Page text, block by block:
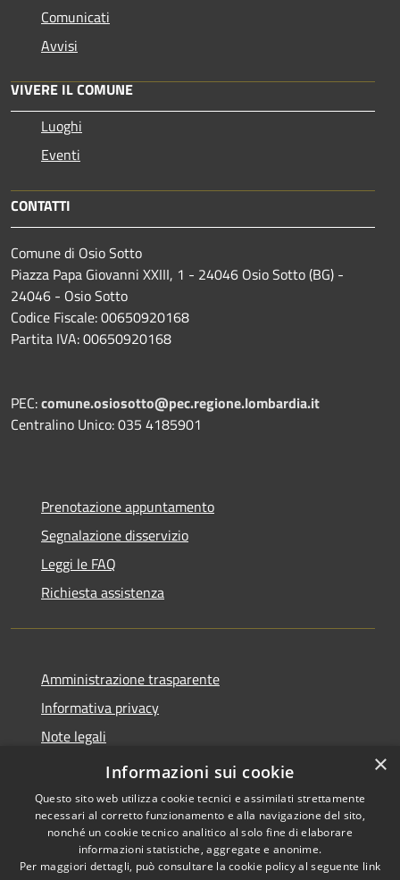
Comunicati
Avvisi
VIVERE IL COMUNE
Luoghi
Eventi
CONTATTI
Comune di Osio Sotto
Piazza Papa Giovanni XXIII, 1 - 24046 Osio Sotto (BG) -
24046 - Osio Sotto
Codice Fiscale: 00650920168
Partita IVA: 00650920168
PEC:comune.osiosotto@pec.regione.lombardia.it
Centralino Unico: 035 4185901
Prenotazione appuntamento
Segnalazione disservizio
Leggi le FAQ
Richiesta assistenza
Amministrazione trasparente
Informativa privacy
Note legali
Dichiarazione di accessibilità 2025
Copyright © 2026 • Comune di
Osio Sotto • Powered by
×
Informazioni sui cookie
Questo sito web utilizza cookie tecnici e assimilati strettamente
necessari al corretto funzionamento e alla navigazione del sito,
nonché un cookie tecnico analitico al solo fine di elaborare
informazioni statistiche, aggregate e anonime.
Per maggiori dettagli, può consultare la cookie policy al seguente link